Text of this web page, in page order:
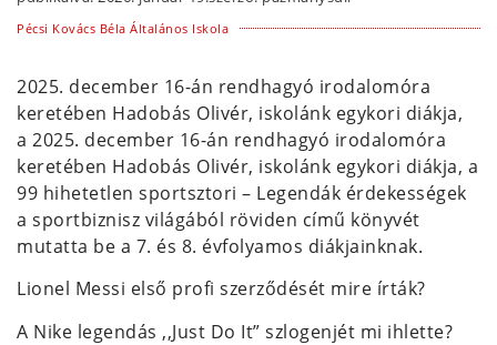
Pécsi Kovács Béla Általános Iskola
2025. december 16-án rendhagyó irodalomóra
keretében Hadobás Olivér, iskolánk egykori diákja,
a 2025. december 16-án rendhagyó irodalomóra
keretében Hadobás Olivér, iskolánk egykori diákja, a
99 hihetetlen sportsztori – Legendák érdekességek
a sportbiznisz világából röviden című könyvét
mutatta be a 7. és 8. évfolyamos diákjainknak.
Lionel Messi első profi szerződését mire írták?
A Nike legendás ,,Just Do It” szlogenjét mi ihlette?